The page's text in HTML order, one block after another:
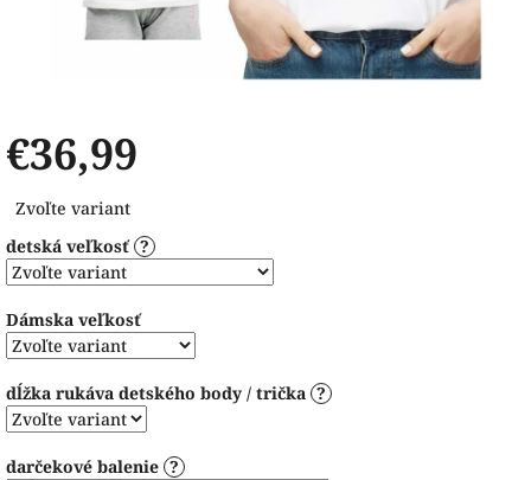
€36,99
cena:
Zvoľte variant
detská veľkosť ?
Dámska veľkosť
dĺžka rukáva detského body / trička ?
darčekové balenie ?